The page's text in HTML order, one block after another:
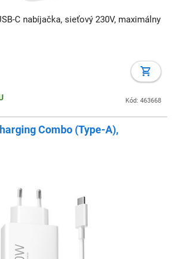
C nabíjačka, sieťový 230V, maximálny
Kód: 463668
Combo (Type-A),